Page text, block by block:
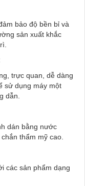
bảo độ bền bỉ và
sản xuất khắc
trực quan, dễ dàng
sử dụng máy một
dẫn.
dán bằng nước
thẩm mỹ cao.
các sản phẩm dạng